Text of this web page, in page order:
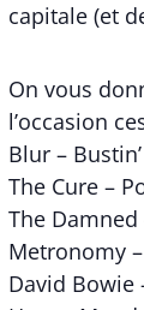
capitale (et
On vous
l’occasion
Blur –
The Cure –
The
Metronomy
David Bowie